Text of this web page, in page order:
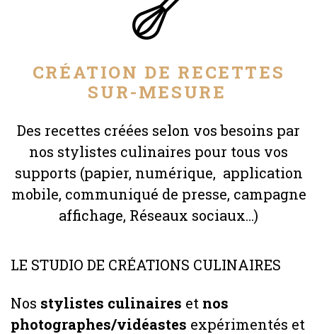
CRÉATION DE RECETTES
SUR-MESURE
Des recettes créées selon vos besoins par
nos stylistes culinaires pour tous vos
supports (papier, numérique, application
mobile, communiqué de presse, campagne
affichage, Réseaux sociaux…)
LE STUDIO DE CRÉATIONS CULINAIRES
Nos stylistes culinaires et nos
photographes/vidéastes expérimentés et